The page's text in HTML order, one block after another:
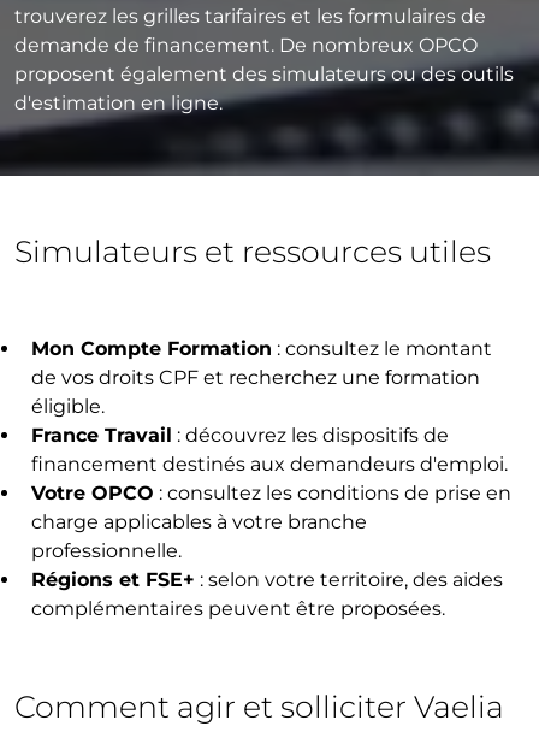
trouverez les grilles tarifaires et les formulaires de
demande de financement. De nombreux OPCO
proposent également des simulateurs ou des outils
d'estimation en ligne.
Simulateurs et ressources utiles
Mon Compte Formation : consultez le montant
de vos droits CPF et recherchez une formation
éligible.
France Travail : découvrez les dispositifs de
financement destinés aux demandeurs d'emploi.
Votre OPCO : consultez les conditions de prise en
charge applicables à votre branche
professionnelle.
Régions et FSE+ : selon votre territoire, des aides
complémentaires peuvent être proposées.
Comment agir et solliciter Vaelia